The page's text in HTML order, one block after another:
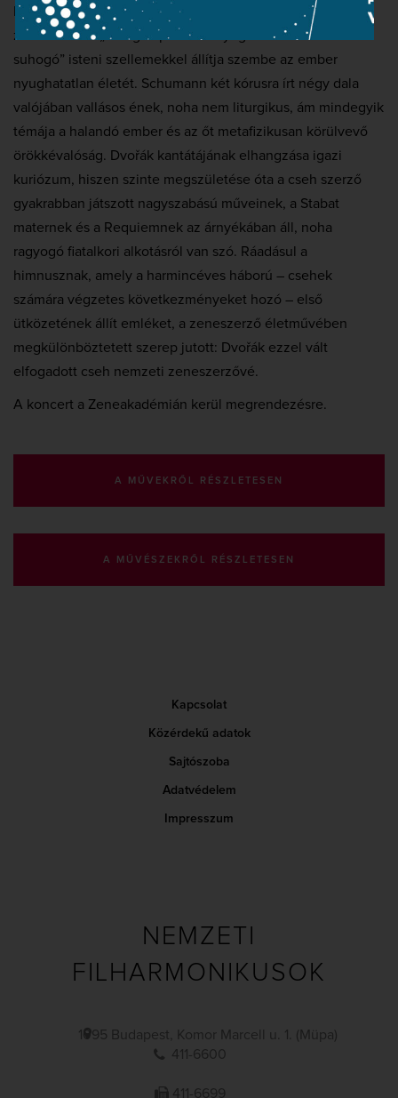
Hölderlin-megzenésítését, amelyben a költő és a
zeneszerző a „fellegek puha szőnyegein sorstalanul
suhogó” isteni szellemekkel állítja szembe az ember
nyughatatlan életét. Schumann két kórusra írt négy dala
valójában vallásos ének, noha nem liturgikus, ám mindegyik
témája a halandó ember és az őt metafizikusan körülvevő
örökkévalóság. Dvořák kantátájának elhangzása igazi
kuriózum, hiszen szinte megszületése óta a cseh szerző
gyakrabban játszott nagyszabású műveinek, a Stabat
maternek és a Requiemnek az árnyékában áll, noha
ragyogó fiatalkori alkotásról van szó. Ráadásul a
himnusznak, amely a harmincéves háború – csehek
számára végzetes következményeket hozó – első
ütközetének állít emléket, a zeneszerző életművében
megkülönböztetett szerep jutott: Dvořák ezzel vált
elfogadott cseh nemzeti zeneszerzővé.
A koncert a Zeneakadémián kerül megrendezésre.
A MŰVEKRŐL RÉSZLETESEN
A MŰVÉSZEKRŐL RÉSZLETESEN
Kapcsolat
Közérdekű adatok
Sajtószoba
Adatvédelem
Impresszum
NEMZETI
FILHARMONIKUSOK
1095 Budapest, Komor Marcell u. 1. (Müpa)
411-6600
411-6699